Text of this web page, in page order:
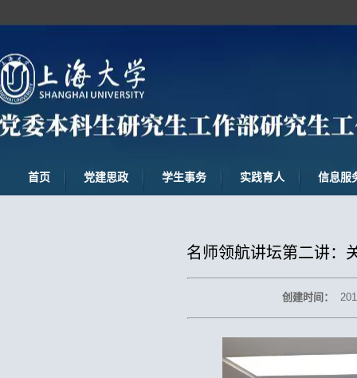
首页 党建思政 学生事务 实践育人 信息服
名师领航讲坛第二讲：
创建时间：